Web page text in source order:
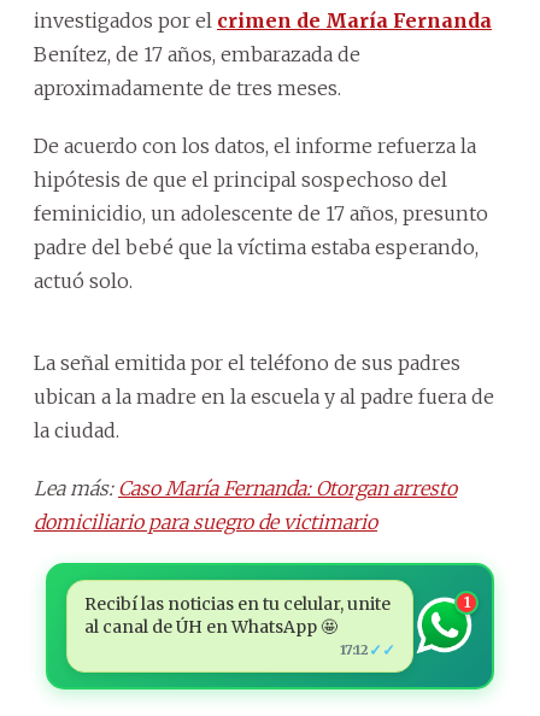
investigados por el crimen de María Fernanda
Benítez, de 17 años, embarazada de
aproximadamente de tres meses.
De acuerdo con los datos, el informe refuerza la
hipótesis de que el principal sospechoso del
feminicidio, un adolescente de 17 años, presunto
padre del bebé que la víctima estaba esperando,
actuó solo.
La señal emitida por el teléfono de sus padres
ubican a la madre en la escuela y al padre fuera de
la ciudad.
Lea más: Caso María Fernanda: Otorgan arresto
domiciliario para suegro de victimario
Recibí las noticias en tu celular, unite
al canal de ÚH en WhatsApp 🤩
17:12 ✓✓
1